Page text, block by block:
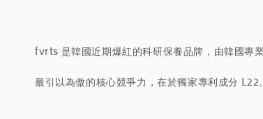
fvrts 是韓國近期爆紅的科研保養品牌，由韓國專
最引以為傲的核心競爭力，在於獨家專利成分